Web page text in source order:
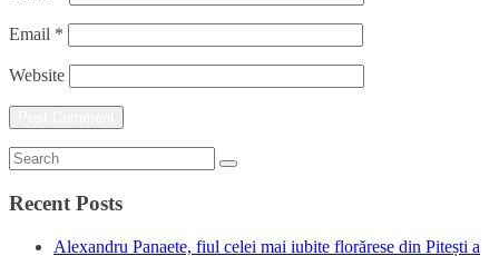
Email *
Website
Recent Posts
Alexandru Panaete, fiul celei mai iubite florărese din Pitești a